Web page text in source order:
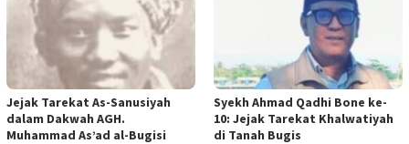
Jejak Tarekat As-Sanusiyah
dalam Dakwah AGH.
Muhammad As’ad al-Bugisi
Syekh Ahmad Qadhi Bone ke-
10: Jejak Tarekat Khalwatiyah
di Tanah Bugis